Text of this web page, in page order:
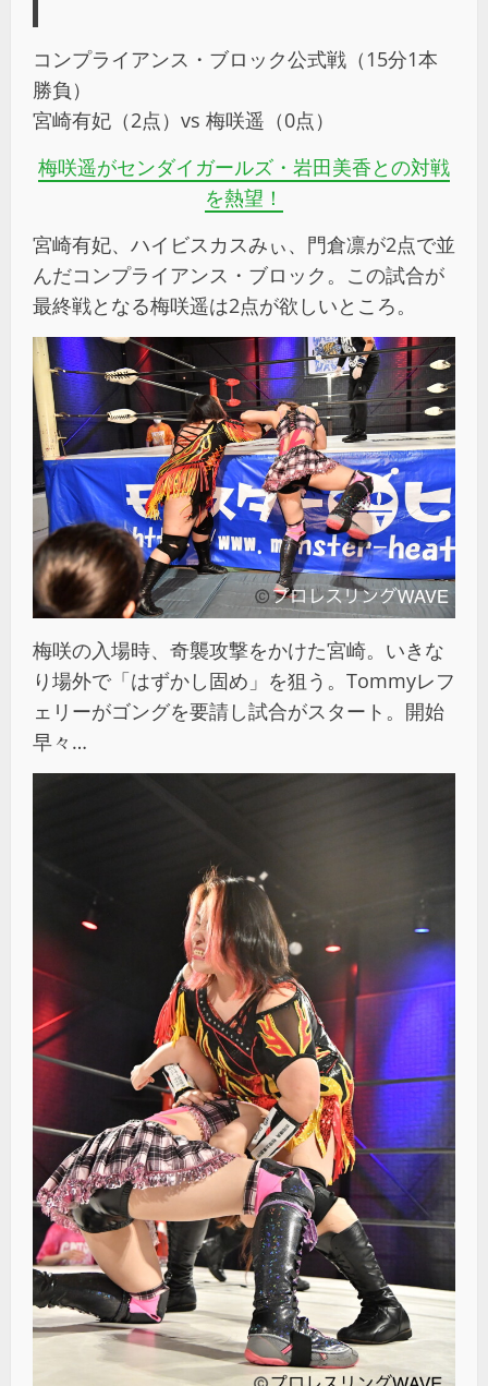
コンプライアンス・ブロック公式戦（15分1本
勝負）
宮崎有妃（2点）vs 梅咲遥（0点）
梅咲遥がセンダイガールズ・岩田美香との対戦
を熱望！
宮崎有妃、ハイビスカスみぃ、門倉凛が2点で並
んだコンプライアンス・ブロック。この試合が
最終戦となる梅咲遥は2点が欲しいところ。
梅咲の入場時、奇襲攻撃をかけた宮崎。いきな
り場外で「はずかし固め」を狙う。Tommyレフ
ェリーがゴングを要請し試合がスタート。開始
早々…